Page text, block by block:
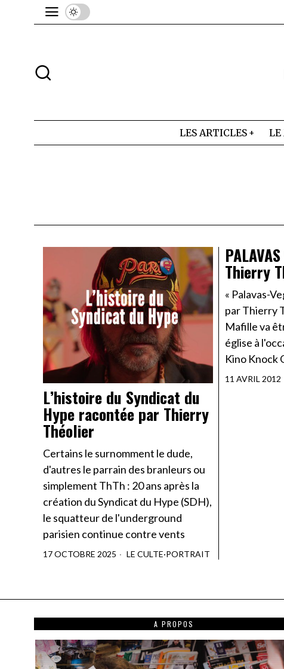
LES ARTICLES LE
L’histoire du Syndicat du
Hype racontée par Thierry
Théolier
Certains le surnomment le dude,
d'autres le parrain des branleurs ou
simplement ThTh : 20 ans après la
création du Syndicat du Hype (SDH),
le squatteur de l'underground
parisien continue contre vents
17 OCTOBRE 2025 LE CULTE·PORTRAIT
Thierry
« Palavas-
par Thierry
Mafille va
église à
Kino Knock
11 AVRIL 2012
A PROPOS